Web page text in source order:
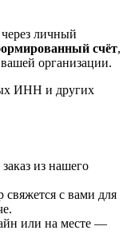
личный
счёт,
организации.
ИНН и других
из нашего
свяжется с вами для
или на месте —